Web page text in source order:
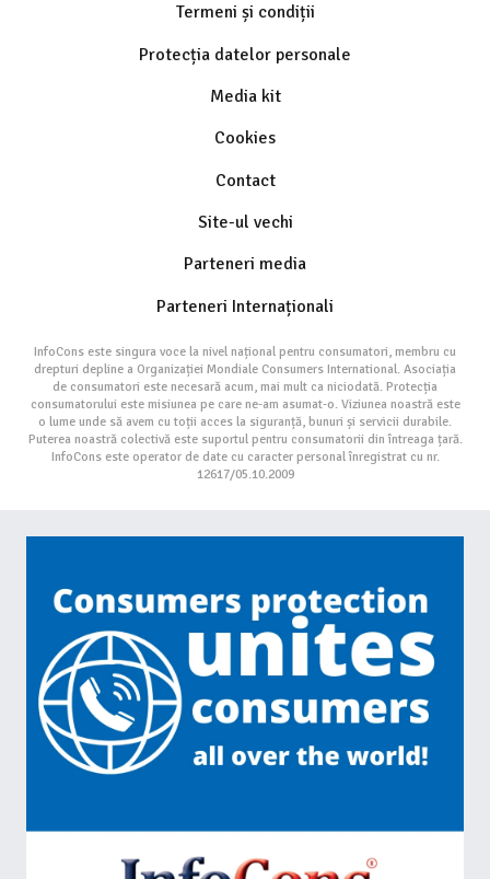
Termeni și condiții
Protecția datelor personale
Media kit
Cookies
Contact
Site-ul vechi
Parteneri media
Parteneri Internaționali
InfoCons este singura voce la nivel național pentru consumatori, membru cu
drepturi depline a Organizației Mondiale Consumers International. Asociația
de consumatori este necesară acum, mai mult ca niciodată. Protecția
consumatorului este misiunea pe care ne-am asumat-o. Viziunea noastră este
o lume unde să avem cu toții acces la siguranță, bunuri și servicii durabile.
Puterea noastră colectivă este suportul pentru consumatorii din întreaga țară.
InfoCons este operator de date cu caracter personal înregistrat cu nr.
12617/05.10.2009